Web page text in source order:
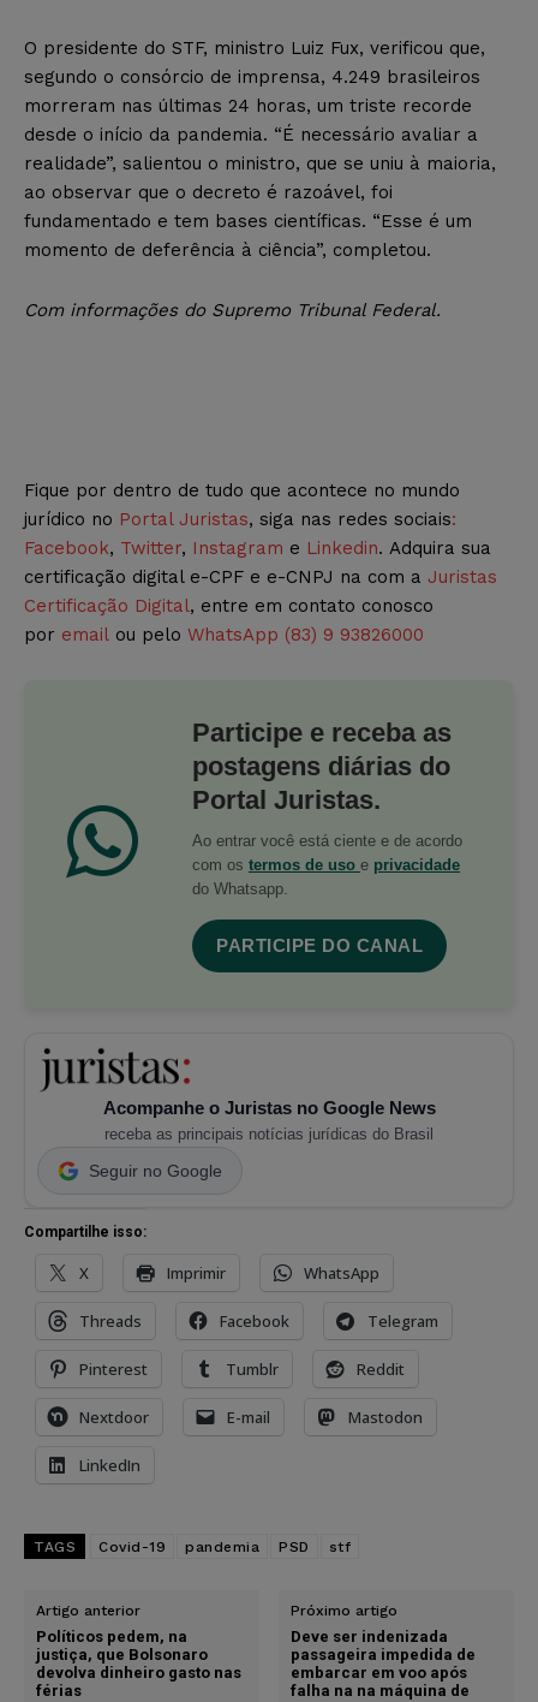
O presidente do STF, ministro Luiz Fux, verificou que,
segundo o consórcio de imprensa, 4.249 brasileiros
morreram nas últimas 24 horas, um triste recorde
desde o início da pandemia. “É necessário avaliar a
realidade”, salientou o ministro, que se uniu à maioria,
ao observar que o decreto é razoável, foi
fundamentado e tem bases científicas. “Esse é um
momento de deferência à ciência”, completou.
Com informações do Supremo Tribunal Federal.
Fique por dentro de tudo que acontece no mundo
jurídico no Portal Juristas, siga nas redes sociais:
Facebook, Twitter, Instagram e Linkedin. Adquira sua
certificação digital e-CPF e e-CNPJ na com a Juristas
Certificação Digital, entre em contato conosco
por email ou pelo WhatsApp (83) 9 93826000
Participe e receba as
postagens diárias do
Portal Juristas.
Ao entrar você está ciente e de acordo
com os termos de uso e privacidade
do Whatsapp.
PARTICIPE DO CANAL
Acompanhe o Juristas no Google News
receba as principais notícias jurídicas do Brasil
Seguir no Google
Compartilhe isso:
X Imprimir WhatsApp
Threads Facebook Telegram
Pinterest Tumblr Reddit
Nextdoor E-mail Mastodon
LinkedIn
TAGS Covid-19 pandemia PSD stf
Artigo anterior
Políticos pedem, na
justiça, que Bolsonaro
devolva dinheiro gasto nas
férias
Próximo artigo
Deve ser indenizada
passageira impedida de
embarcar em voo após
falha na na máquina de